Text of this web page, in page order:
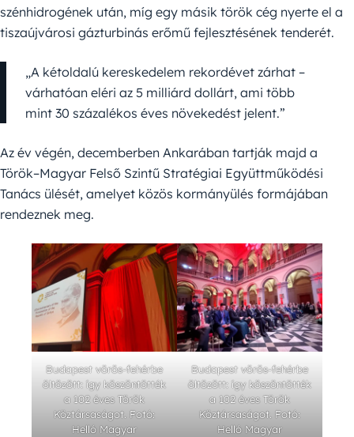
szénhidrogének után, míg egy másik török cég nyerte el a
tiszaújvárosi gázturbinás erőmű fejlesztésének tenderét.
„A kétoldalú kereskedelem rekordévet zárhat –
várhatóan eléri az 5 milliárd dollárt, ami több
mint 30 százalékos éves növekedést jelent.”
Az év végén, decemberben Ankarában tartják majd a
Török–Magyar Felső Szintű Stratégiai Együttműködési
Tanács ülését, amelyet közös kormányülés formájában
rendeznek meg.
Budapest vörös-fehérbe
öltözött: így köszöntötték
a 102 éves Török
Köztársaságot. Fotó:
Helló Magyar
Budapest vörös-fehérbe
öltözött: így köszöntötték
a 102 éves Török
Köztársaságot. Fotó:
Helló Magyar